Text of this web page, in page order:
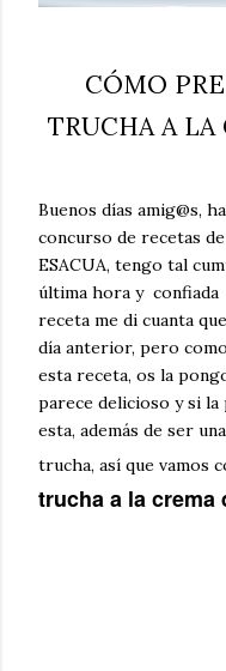
CÓMO
TRUCHA A LA
Buenos días amig@s,
concurso de recetas
ESACUA, tengo tal
última hora y confiada
receta me di cuanta
día anterior, pero
esta receta, os la
parece delicioso y si la
esta, además de ser
trucha, así que vamos
trucha a la crema